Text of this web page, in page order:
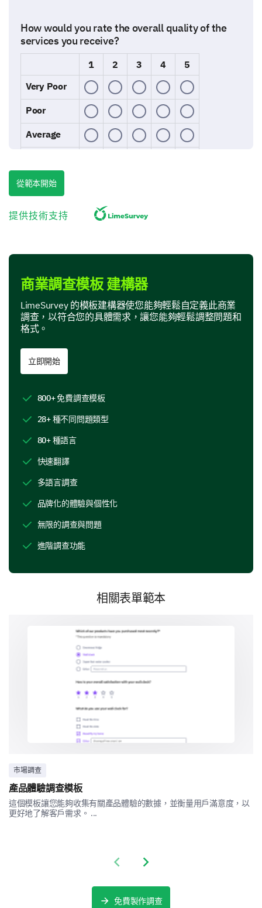
How would you rate the overall quality of the
services you receive?
1 2 3 4
5
Very Poor
Poor
Average
Excellent
How frequently do you use our commercial
Weekly
Monthly
Yearly
Service Satisfaction
Share your thoughts on our service delivery and
performance.
Please rate your satisfaction with the following
aspects of our service:
Technical Support
What challenges have you encountered while
using our services?
Poor Customer Service
High Cost
從範本開始
提供技術支持
商業調查模板 建構器
LimeSurvey 的模板建構器使您能夠輕鬆自定義此商業
調查，以符合您的具體需求，讓您能夠輕鬆調整問題和
格式。
立即開始
800+ 免費調查模板
28+ 種不同問題類型
80+ 種語言
快速翻譯
多語言調查
品牌化的體驗與個性化
無限的調查與問題
進階調查功能
相關表單範本
市場調查
產品體驗調查模板
這個模板讓您能夠收集有關產品體驗的數據，並衡量用戶滿意度，以
更好地了解客戶需求。 ...
Previous slide
Next slide
免費製作調查